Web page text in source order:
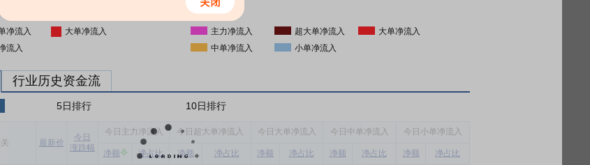
净流入
大单净流入
流入
主力净流入 超大单净流入
大单净流入
中单净流入
小单净流入
行业历史资金流
5日排行 10日排行
最新价
今 日
涨跌幅
今 日主力净流入 今 日超大单净流入 今 日大单净流入 今 日中单净流入 今 日小单净流入
净额 净占比 净额 净占比 净额 净占比 净额 净占比 净额 净占比